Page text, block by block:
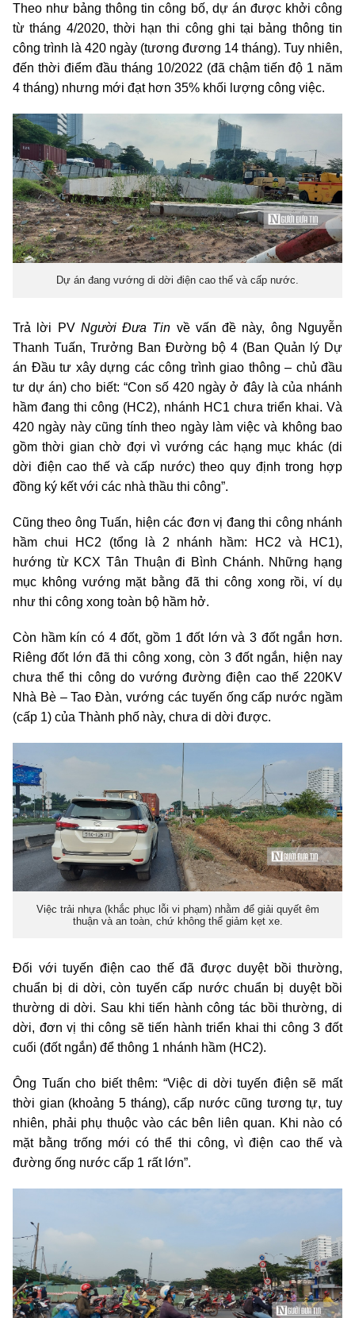
Theo như bảng thông tin công bố, dự án được khởi công
từ tháng 4/2020, thời hạn thi công ghi tại bảng thông tin
công trình là 420 ngày (tương đương 14 tháng). Tuy nhiên,
đến thời điểm đầu tháng 10/2022 (đã chậm tiến độ 1 năm
4 tháng) nhưng mới đạt hơn 35% khối lượng công việc.
Dự án đang vướng di dời điện cao thế và cấp nước.
Trả lời PV Người Đưa Tin về vấn đề này, ông Nguyễn
Thanh Tuấn, Trưởng Ban Đường bộ 4 (Ban Quản lý Dự
án Đầu tư xây dựng các công trình giao thông – chủ đầu
tư dự án) cho biết: “Con số 420 ngày ở đây là của nhánh
hầm đang thi công (HC2), nhánh HC1 chưa triển khai. Và
420 ngày này cũng tính theo ngày làm việc và không bao
gồm thời gian chờ đợi vì vướng các hạng mục khác (di
dời điện cao thế và cấp nước) theo quy định trong hợp
đồng ký kết với các nhà thầu thi công”.
Cũng theo ông Tuấn, hiện các đơn vị đang thi công nhánh
hầm chui HC2 (tổng là 2 nhánh hầm: HC2 và HC1),
hướng từ KCX Tân Thuận đi Bình Chánh. Những hạng
mục không vướng mặt bằng đã thi công xong rồi, ví dụ
như thi công xong toàn bộ hầm hở.
Còn hầm kín có 4 đốt, gồm 1 đốt lớn và 3 đốt ngắn hơn.
Riêng đốt lớn đã thi công xong, còn 3 đốt ngắn, hiện nay
chưa thể thi công do vướng đường điện cao thế 220KV
Nhà Bè – Tao Đàn, vướng các tuyến ống cấp nước ngầm
(cấp 1) của Thành phố này, chưa di dời được.
Việc trải nhựa (khắc phục lỗi vi phạm) nhằm để giải quyết êm
thuận và an toàn, chứ không thể giảm kẹt xe.
Đối với tuyến điện cao thế đã được duyệt bồi thường,
chuẩn bị di dời, còn tuyến cấp nước chuẩn bị duyệt bồi
thường di dời. Sau khi tiến hành công tác bồi thường, di
dời, đơn vị thi công sẽ tiến hành triển khai thi công 3 đốt
cuối (đốt ngắn) để thông 1 nhánh hầm (HC2).
Ông Tuấn cho biết thêm: “Việc di dời tuyến điện sẽ mất
thời gian (khoảng 5 tháng), cấp nước cũng tương tự, tuy
nhiên, phải phụ thuộc vào các bên liên quan. Khi nào có
mặt bằng trống mới có thể thi công, vì điện cao thế và
đường ống nước cấp 1 rất lớn”.